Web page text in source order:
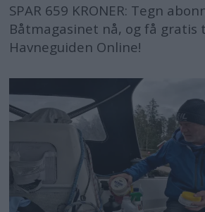
SPAR 659 KRONER: Tegn
Båtmagasinet nå, og få gratis
Havneguiden Online!